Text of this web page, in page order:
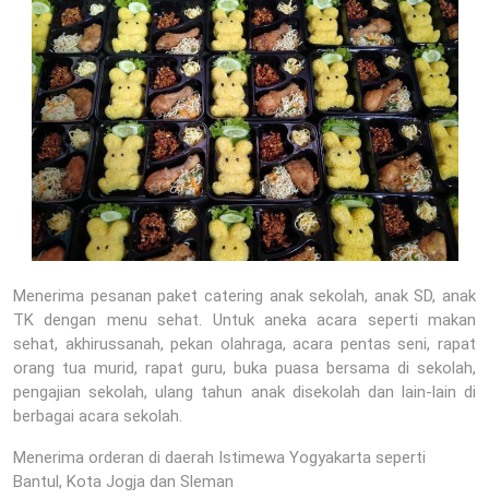
Menerima pesanan paket catering anak sekolah, anak SD, anak
TK dengan menu sehat. Untuk aneka acara seperti makan
sehat, akhirussanah, pekan olahraga, acara pentas seni, rapat
orang tua murid, rapat guru, buka puasa bersama di sekolah,
pengajian sekolah, ulang tahun anak disekolah dan lain-lain di
berbagai acara sekolah.
Menerima orderan di daerah Istimewa Yogyakarta seperti
Bantul, Kota Jogja dan Sleman